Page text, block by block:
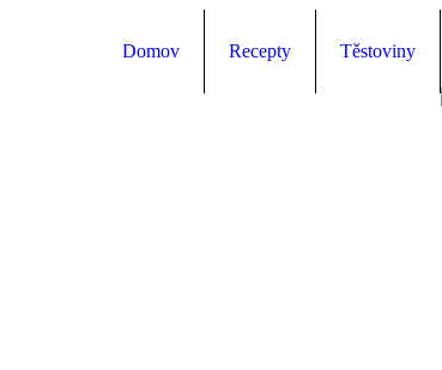
Domov Recepty Těstoviny